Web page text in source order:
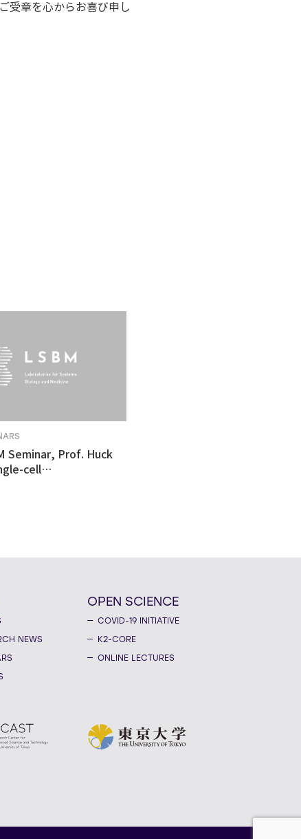
受章を心からお喜び申し
Seminar, Prof. Huck
cell
in human
NEWS
OPEN SCIENCE
COVID-19 INITIATIVE
K2-CORE
ONLINE LECTURES